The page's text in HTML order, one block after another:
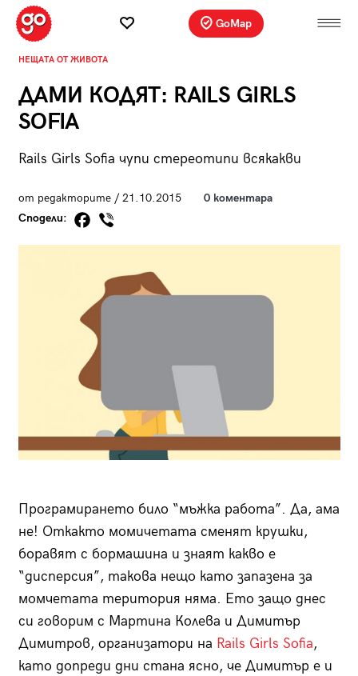
GoMap
НЕЩАТА ОТ ЖИВОТА
ДАМИ КОДЯТ: RAILS GIRLS
SOFIA
Rails Girls Sofia чупи стереотипи всякакви
от редакторите / 21.10.2015
0 коментара
Сподели:
Програмирането било “мъжка работа”. Да, ама
не! Откакто момичетата сменят крушки,
боравят с бормашина и знаят какво е
“дисперсия”, такова нещо като запазена за
момчетата територия няма. Ето защо днес
си говорим с Мартина Колева и Димитър
Димитров, организатори на Rails Girls Sofia,
като допреди дни стана ясно, че Димитър е и